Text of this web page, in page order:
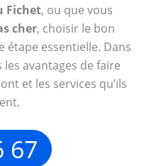
Fichet, ou que vous
cher, choisir le bon
étape essentielle. Dans
avantages de faire
et les services qu’ils
67